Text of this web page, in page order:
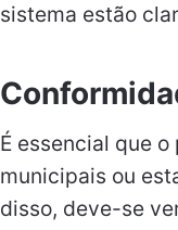
sistema estão
É essencial que
municipais ou
disso, deve-se